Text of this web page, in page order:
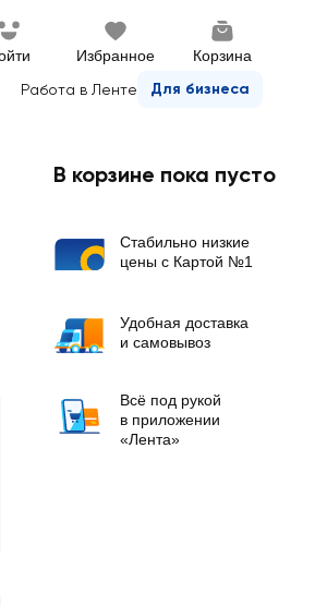
Избранное Корзина
Работа в Ленте Для бизнеса
В корзине пока пусто
Стабильно низкие
цены с Картой №1
Удобная доставка
и самовывоз
Всё под рукой
в приложении
«Лента»